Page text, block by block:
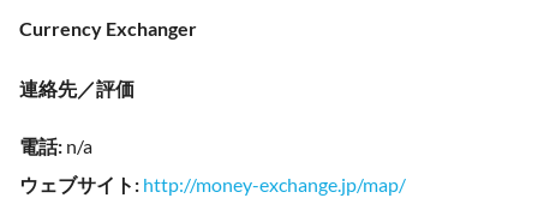
Currency Exchanger
連絡先／評価
電話: n/a
ウェブサイト : http://money-exchange.jp/map/